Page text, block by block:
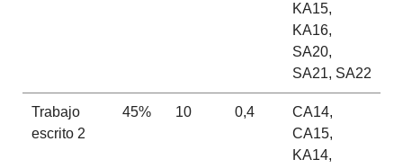
KA15,
KA16,
SA20,
SA21, SA22
Trabajo
escrito 2
45% 10 0,4
CA14,
CA15,
KA14,